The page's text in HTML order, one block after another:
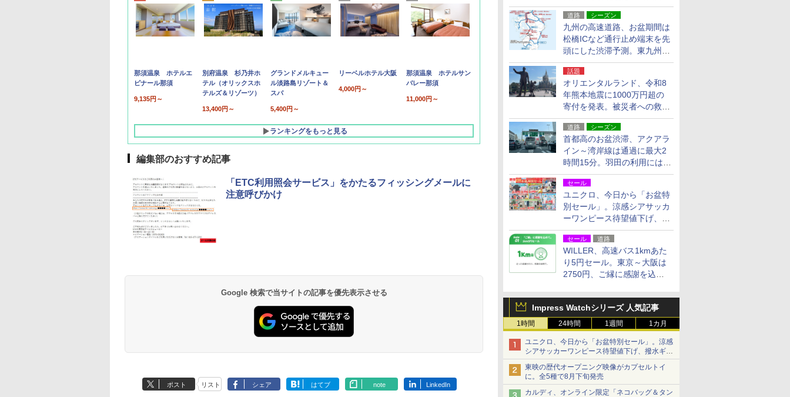
できる
道路 シーズン
九州の高速道路、お盆期間は
松橋ICなど通行止め端末を先
頭にした渋滞予測。東九州道
への迂回は料金調整を実施
話題
オリエンタルランド、令和8
年熊本地震に1000万円超の
寄付を発表。被災者への救援
活動・復旧支援
道路 シーズン
首都高のお盆渋滞、アクアラ
イン～湾岸線は通過に最大2
時間15分。羽田の利用には
「空港西出口」の利用検討を
セール
ユニクロ、今日から「お盆特
別セール」。涼感シアサッカ
ーワンピース待望値下げ、撥
水ギアショーツは1990円に
セール 道路
WILLER、高速バス1kmあた
り5円セール。東京～大阪は
2750円、ご縁に感謝を込め
Impress Watchシリーズ 人気記事
1時間 24時間 1週間 1カ月
ユニクロ、今日から「お盆特別セール」。涼感
シアサッカーワンピース待望値下げ、撥水ギア
ショーツは1990円に
東映の歴代オープニング映像がカプセルトイ
に。全5種で8月下旬発売
カルディ、オンライン限定「ネコバッグ＆タン
那須温泉 ホテルエ
ピナール那須
9,135円～
別府温泉 杉乃井ホ
テル（オリックスホ
テルズ＆リゾーツ）
13,400円～
グランドメルキュー
ル淡路島リゾート＆
スパ
5,400円～
リーベルホテル大阪
4,000円～
那須温泉 ホテルサン
バレー那須
11,000円～
ランキングをもっと見る
10,450円～
19,541円～
7,950円～
5,758円～
編集部のおすすめ記事
「ETC利用照会サービス」をかたるフィッシングメールに
注意呼びかけ
Google 検索で当サイトの記事を優先表示させる
ポスト リスト シェア はてブ note LinkedIn